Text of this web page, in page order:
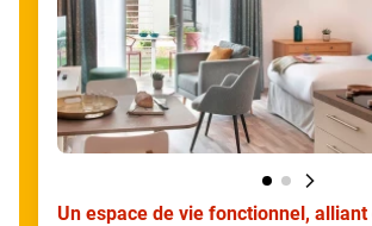
Un espace de vie fonctionnel,